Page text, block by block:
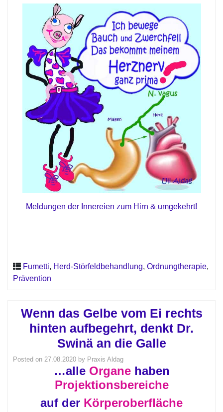
Meldungen der Innereien zum Hirn & umgekehrt!
Fumetti, Herd-Störfeldbehandlung, Ordnungtherapie,
Prävention
Wenn das Gelbe vom Ei rechts
hinten aufbegehrt, denkt Dr.
Swinä an die Galle
Posted on 27.08.2020 by Praxis Aldag
…alle Organehaben
Projektionsbereiche
auf der Körperoberfläche